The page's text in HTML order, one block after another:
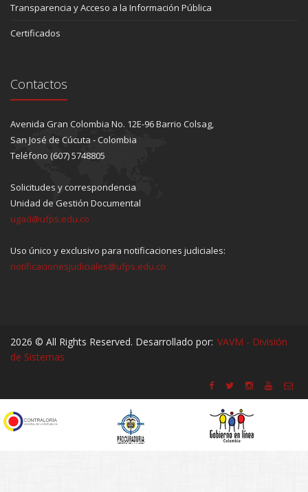
Transparencia y Acceso a la Información Pública
Certificados
Contactos
Avenida Gran Colombia No. 12E-96 Barrio Colsag,
San José de Cúcuta - Colombia
Teléfono (607) 5748805
Solicitudes y correspondencia
Unidad de Gestión Documental
ugad@ufps.edu.co
Uso único y exclusivo para notificaciones judiciales:
notificacionesjudiciales@ufps.edu.co
2026 © All Rights Reserved. Desarrollado por: VAVM - División
de Sistemas